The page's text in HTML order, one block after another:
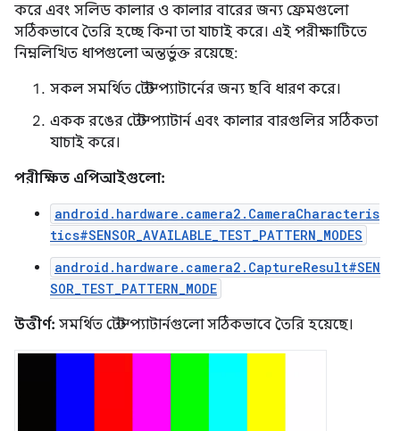
করে এবং সলিড কালার ও কালার বারের জন্য ফ্রেমগুলো
সঠিকভাবে তৈরি হচ্ছে কিনা তা যাচাই করে। এই পরীক্ষাটিতে
নিম্নলিখিত ধাপগুলো অন্তর্ভুক্ত রয়েছে:
সকল সমর্থিত টেস্ট প্যাটার্নের জন্য ছবি ধারণ করে।
একক রঙের টেস্ট প্যাটার্ন এবং কালার বারগুলির সঠিকতা
যাচাই করে।
পরীক্ষিত এপিআইগুলো:
android.hardware.camera2.CameraCharacteris
tics#SENSOR_AVAILABLE_TEST_PATTERN_MODES
android.hardware.camera2.CaptureResult#SEN
SOR_TEST_PATTERN_MODE
উত্তীর্ণ: সমর্থিত টেস্ট প্যাটার্নগুলো সঠিকভাবে তৈরি হয়েছে।